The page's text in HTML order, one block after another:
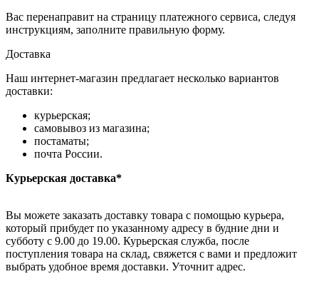
Вас перенаправит на страницу платежного сервиса, следуя
инструкциям, заполните правильную форму.
Доставка
Наш интернет-магазин предлагает несколько вариантов
доставки:
курьерская;
самовывоз из магазина;
постаматы;
почта России.
Курьерская доставка*
Вы можете заказать доставку товара с помощью курьера,
который прибудет по указанному адресу в будние дни и
субботу с 9.00 до 19.00. Курьерская служба, после
поступления товара на склад, свяжется с вами и предложит
выбрать удобное время доставки. Уточнит адрес.